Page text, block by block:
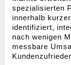
spezialisierten
innerhalb
identifiziert,
nach wenigen
messbare